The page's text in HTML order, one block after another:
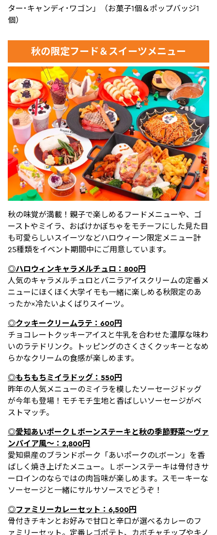
ター･キャンディ･ワゴン」（お菓子1個＆ポップバッジ1
個）
秋の限定フード＆スイーツメニュー
秋の味覚が満載！親子で楽しめるフードメニューや、ゴ
ーストやミイラ、おばけかぼちゃをモチーフにした見た目
も可愛らしいスイーツなどハロウィーン限定メニュー計
25種類をイベント期間中にご用意しています。
◎ハロウィンキャラメルチュロ：800円
人気のキャラメルチュロとバニラアイスクリームの定番メ
ニューにほくほく大学イモも一緒に楽しめる秋限定のあ
ったか×冷たいよくばりスイーツ。
◎クッキークリームラテ：600円
チョコレートクッキーアイスと牛乳を合わせた濃厚な味わ
いのラテドリンク。トッピングのさくさくクッキーとなめ
らかなクリームの食感が楽しめます。
◎もちもちミイラドッグ：550円
昨年の人気メニューのミイラを模したソーセージドッグ
が今年も登場！モチモチ生地と香ばしいソーセージがベ
ストマッチ。
◎愛知あいポークＬボーンステーキと秋の季節野菜～ヴァ
ンパイア風～：2,800円
愛知県産のブランドポーク「あいポークのLボーン」を香
ばしく焼き上げたメニュー。Ｌボーンステーキは骨付きサ
ーロインのならではの肉旨味が楽しめます。スモーキーな
ソーセージと一緒にサルサソースでどうぞ！
◎ファミリーカレーセット：6,500円
骨付きチキンとお好みで甘口と辛口が選べるカレーのフ
ァミリーセット。定番レゴポテト、カボチャチップやキノ